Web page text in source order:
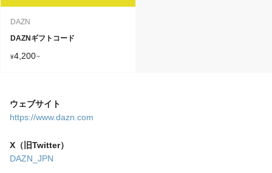
DAZN
DAZNギフトコード
¥4,200~
ウェブサイト
https://www.dazn.com
X（旧Twitter）
DAZN_JPN